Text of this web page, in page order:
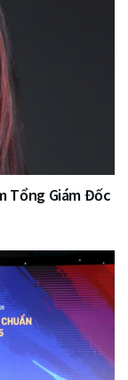
Tổng Giám Đốc